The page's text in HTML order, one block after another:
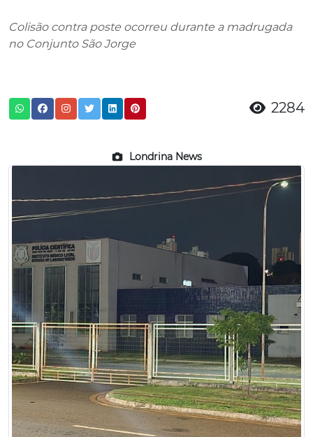
Colisão contra poste ocorreu durante a madrugada
no Conjunto São Jorge
2284
Londrina News